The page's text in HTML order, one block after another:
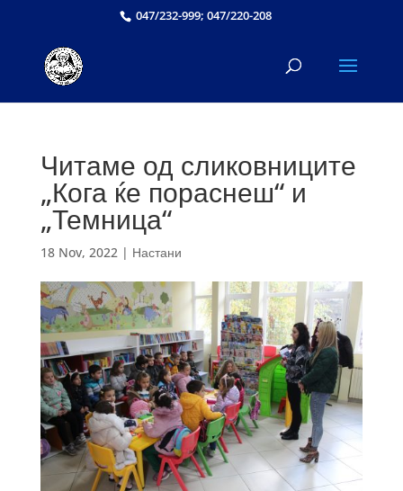
047/232-999; 047/220-208
Читаме од сликовниците
„Кога ќе пораснеш“ и
„Темница“
18 Nov, 2022| Настани